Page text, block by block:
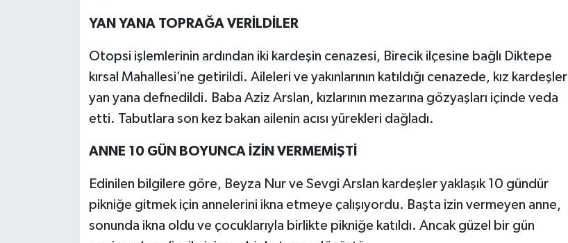
YAN YANA TOPRAĞA VERİLDİLER
Otopsi işlemlerinin ardından iki kardeşin cenazesi, Birecik ilçesine bağlı Diktepe
kırsal Mahallesi’ne getirildi. Aileleri ve yakınlarının katıldığı cenazede, kız kardeşler
yan yana defnedildi. Baba Aziz Arslan, kızlarının mezarına gözyaşları içinde veda
etti. Tabutlara son kez bakan ailenin acısı yürekleri dağladı.
ANNE 10 GÜN BOYUNCA İZİN VERMEMİŞTİ
Edinilen bilgilere göre, Beyza Nur ve Sevgi Arslan kardeşler yaklaşık 10 gündür
pikniğe gitmek için annelerini ikna etmeye çalışıyordu. Başta izin vermeyen anne,
sonunda ikna oldu ve çocuklarıyla birlikte pikniğe katıldı. Ancak güzel bir gün